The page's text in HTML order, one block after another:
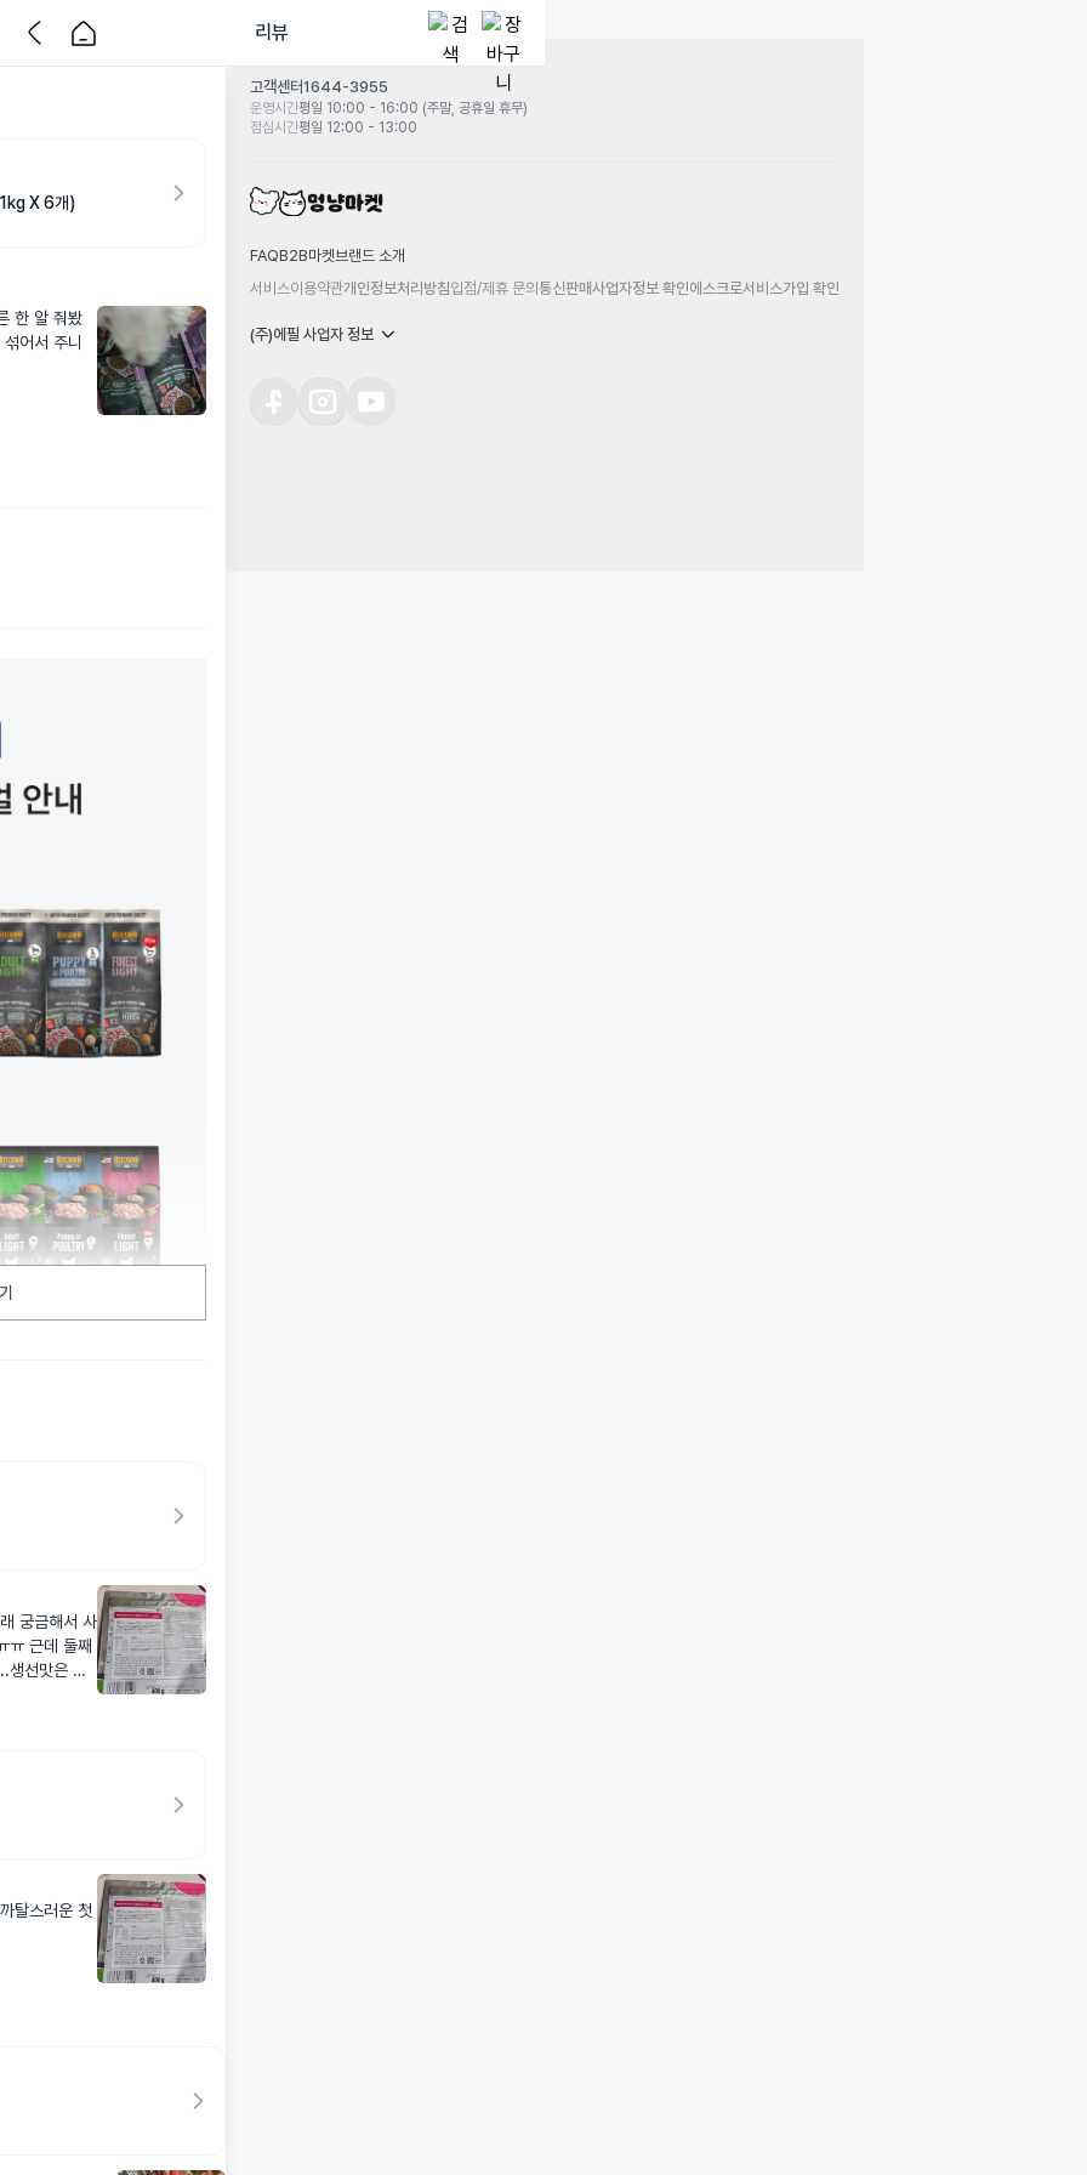
리뷰
X 6개)
한 알 줘봤
어서 주니
궁금해서 사
ㅠ 근데 둘째
생선맛은 취
탈스러운 첫
고객센터1644-3955
운영시간평일 10:00 - 16:00 (주말, 공휴일 휴무)
점심시간평일 12:00 - 13:00
FAQB2B마켓 브랜드 소개
서비스이용약관개인정보처리방침입점/제휴 문의통신판매사업자정보 확인에스크로서비스가입 확인
(주)에필 사업자 정보